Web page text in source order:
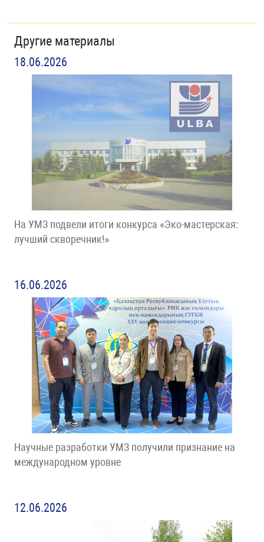
Другие материалы
18.06.2026
На УМЗ подвели итоги конкурса «Эко-мастерская:
лучший скворечник!»
16.06.2026
Научные разработки УМЗ получили признание на
международном уровне
12.06.2026